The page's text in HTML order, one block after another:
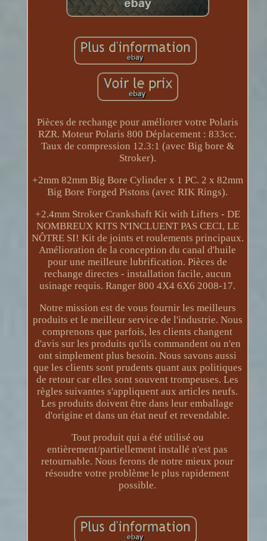
Pièces de rechange pour améliorer votre Polaris
RZR. Moteur Polaris 800 Déplacement : 833cc.
Taux de compression 12.3:1 (avec Big bore &
Stroker).
+2mm 82mm Big Bore Cylinder x 1 PC. 2 x 82mm
Big Bore Forged Pistons (avec RIK Rings).
+2.4mm Stroker Crankshaft Kit with Lifters - DE
NOMBREUX KITS N'INCLUENT PAS CECI, LE
NÔTRE SI! Kit de joints et roulements principaux.
Amélioration de la conception du canal d'huile
pour une meilleure lubrification. Pièces de
rechange directes - installation facile, aucun
usinage requis. Ranger 800 4X4 6X6 2008-17.
Notre mission est de vous fournir les meilleurs
produits et le meilleur service de l'industrie. Nous
comprenons que parfois, les clients changent
d'avis sur les produits qu'ils commandent ou n'en
ont simplement plus besoin. Nous savons aussi
que les clients sont prudents quant aux politiques
de retour car elles sont souvent trompeuses. Les
règles suivantes s'appliquent aux articles neufs.
Les produits doivent être dans leur emballage
d'origine et dans un état neuf et revendable.
Tout produit qui a été utilisé ou
entièrement/partiellement installé n'est pas
retournable. Nous ferons de notre mieux pour
résoudre votre problème le plus rapidement
possible.